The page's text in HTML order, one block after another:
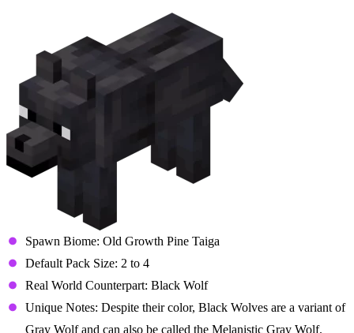
Spawn Biome: Old Growth Pine Taiga
Default Pack Size: 2 to 4
Real World Counterpart: Black Wolf
Unique Notes: Despite their color, Black Wolves are a variant of
Gray Wolf and can also be called the Melanistic Gray Wolf.